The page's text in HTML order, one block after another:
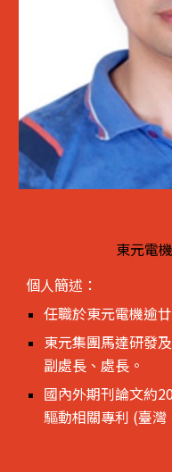
東元電
個人簡述：
任職於東元電機逾
東元集團馬達研發
副處長、處長。
國內外期刊論文約
驅動相關專利 (臺灣